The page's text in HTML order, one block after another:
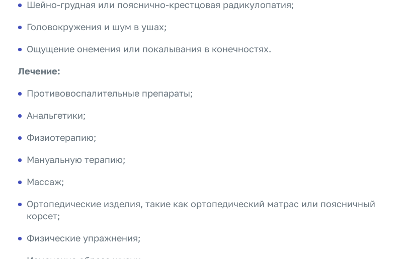
Шейно-грудная или пояснично-крестцовая радикулопатия;
Головокружения и шум в ушах;
Ощущение онемения или покалывания в конечностях.
Лечение:
Противовоспалительные препараты;
Анальгетики;
Физиотерапию;
Мануальную терапию;
Массаж;
Ортопедические изделия, такие как ортопедический матрас или поясничный
корсет;
Физические упражнения;